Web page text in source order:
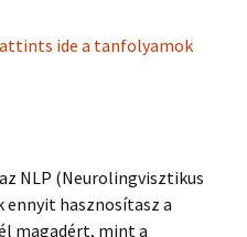
ide a tanfolyamok
NLP (Neurolingvisztikus
ennyit hasznosítasz a
magadért, mint a